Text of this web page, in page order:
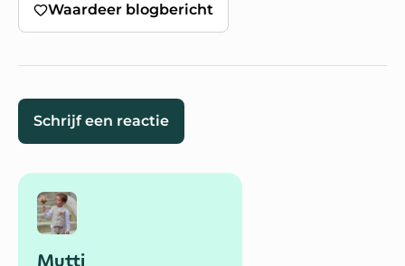
Waardeer blogbericht
Schrijf een reactie
Mutti